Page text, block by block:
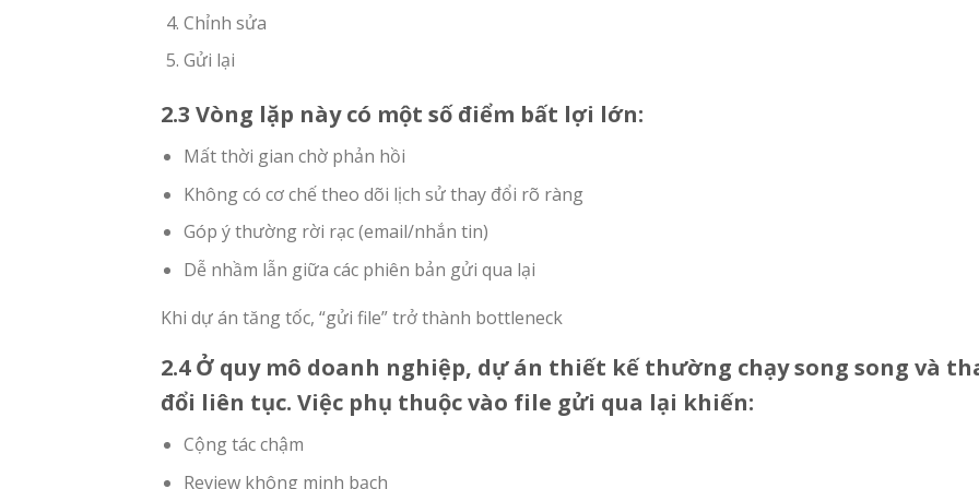
Chỉnh sửa
Gửi lại
2.3 Vòng lặp này có một số điểm bất lợi lớn:
Mất thời gian chờ phản hồi
Không có cơ chế theo dõi lịch sử thay đổi rõ ràng
Góp ý thường rời rạc (email/nhắn tin)
Dễ nhầm lẫn giữa các phiên bản gửi qua lại
Khi dự án tăng tốc, “gửi file” trở thành bottleneck
2.4 Ở quy mô doanh nghiệp, dự án thiết kế thường chạy song song và
đổi liên tục. Việc phụ thuộc vào file gửi qua lại khiến:
Cộng tác chậm
Review không minh bạch